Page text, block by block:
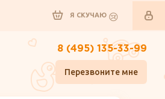
Я СКУЧАЮ
8 (495) 135-33-99
Перезвоните мне